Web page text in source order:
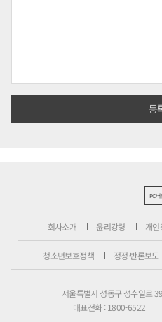
PC버
회사소개 윤리강령 개
청소년보호정책 정정·반론보도
서울특별시 성동구 성수일로
대표전화 : 1800-6522